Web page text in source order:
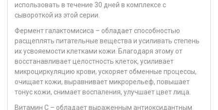
использовать в течение 30 дней в комплексе с
сывороткой из этой серии.
Фермент галактомисиса – обладает способностью
расщеплять питательные вещества и усиливать степень
их усвояемости клетками кожи. Благодаря этому от
восстанавливает целостность клеток, усиливает
микроциркуляцию крови, ускоряет обменные процессы,
очищает кожи, выравнивает микрорельеф, повышает
тонус кожи, снимает воспаления, улучшает цвет лица.
Витамин С – обладает выраженным антиоксидантным